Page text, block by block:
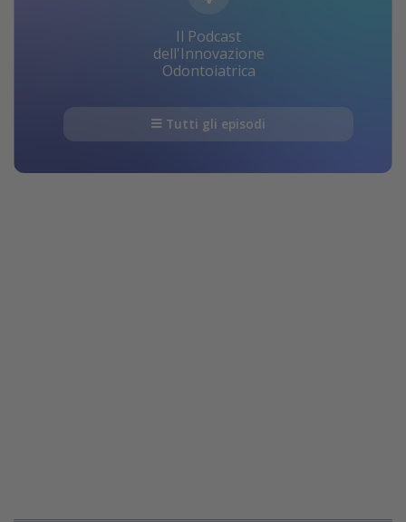
Il Podcast
dell'Innovazione
Odontoiatrica
Tutti gli episodi